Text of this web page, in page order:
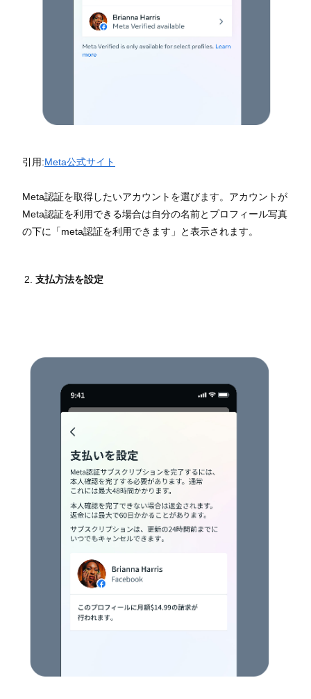
引用:Meta公式サイト
Meta認証を取得したいアカウントを選びます。アカウントが
Meta認証を利用できる場合は自分の名前とプロフィール写真
の下に「meta認証を利用できます」と表示されます。
支払方法を設定